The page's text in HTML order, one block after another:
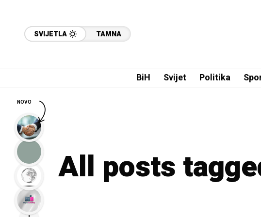
SVIJETLA TAMNA
BiH Svijet Politika
All posts
NOVO